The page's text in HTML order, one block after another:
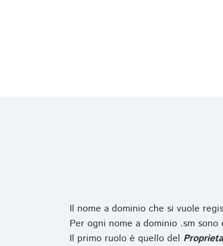
Il nome a dominio che si vuole
Per ogni nome a dominio .sm
Il primo ruolo è quello del